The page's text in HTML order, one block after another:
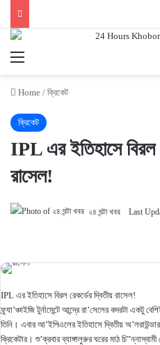
Menu
Home / ক্রিকেট
ক্রিকেট
IPL এর ইতিহাসে বিরল
রাসেল!
২৪ ঘন্টা খবর Last
IPL এর ইতিহাসে বিরল রেকর্ডের দ্বিতীয় রাসেল!
ফ্র্যা’ঞ্চাইজি টুর্নামেন্টে আন্দ্রে রা’সেলের কদরটা একটু
তিনি। এবার আ’ইপিএলের ইতিহাসে দ্বিতীয়
ক্রিকেটার। শু’ক্রবার ব্যাঙ্গালুরুর ঘরের মাঠ